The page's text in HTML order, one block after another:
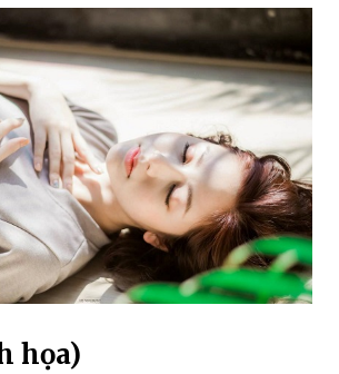
họa)